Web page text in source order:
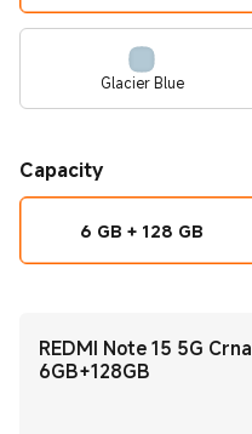
Glacier Blue
Capacity
6 GB + 128 GB
REDMI Note 15 5G Crna
6GB+128GB